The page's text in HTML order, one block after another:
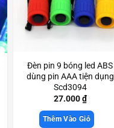
Đèn pin 9 bóng led ABS
dùng pin AAA tiện dụng
Scd3094
27.000₫
Thêm Vào Giỏ